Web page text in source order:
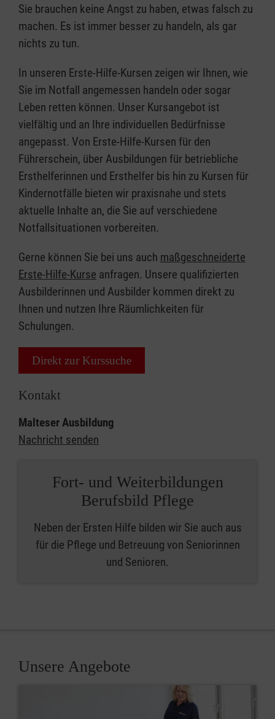
Sie brauchen keine Angst zu haben, etwas falsch zu
machen. Es ist immer besser zu handeln, als gar
nichts zu tun.
In unseren Erste-Hilfe-Kursen zeigen wir Ihnen, wie
Sie im Notfall angemessen handeln oder sogar
Leben retten können. Unser Kursangebot ist
vielfältig und an Ihre individuellen Bedürfnisse
angepasst. Von Erste-Hilfe-Kursen für den
Führerschein, über Ausbildungen für betriebliche
Ersthelferinnen und Ersthelfer bis hin zu Kursen für
Kindernotfälle bieten wir praxisnahe und stets
aktuelle Inhalte an, die Sie auf verschiedene
Notfallsituationen vorbereiten.
Gerne können Sie bei uns auch maßgeschneiderte
Erste-Hilfe-Kurse anfragen. Unsere qualifizierten
Ausbilderinnen und Ausbilder kommen direkt zu
Ihnen und nutzen Ihre Räumlichkeiten für
Schulungen.
Direkt zur Kurssuche
Kontakt
Malteser Ausbildung
Nachricht senden
Fort- und Weiterbildungen
Berufsbild Pflege
Neben der Ersten Hilfe bilden wir Sie auch aus
für die Pflege und Betreuung von Seniorinnen
und Senioren.
Unsere Angebote